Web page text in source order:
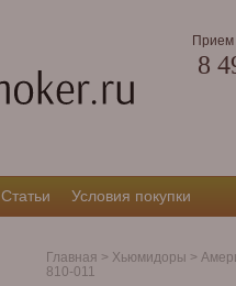
Прием
8
Статьи Условия покупки
Главная > Хьюмидоры >
810-011